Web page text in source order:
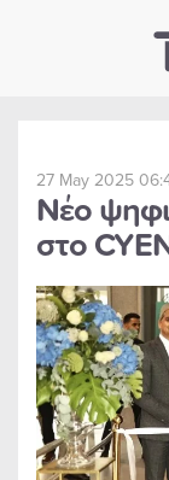
Skip to
27 May 2025
Νέο
στο